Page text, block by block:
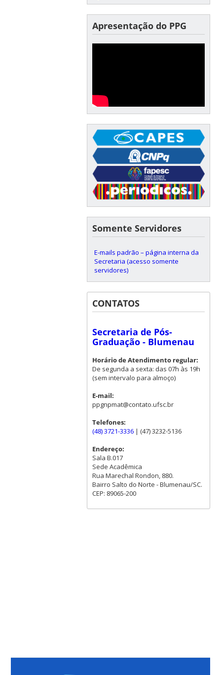
Apresentação do PPG
Somente Servidores
E-mails padrão – página interna da
Secretaria (acesso somente
servidores)
CONTATOS
Secretaria de Pós-
Graduação - Blumenau
Horário de Atendimento regular:
De segunda a sexta: das 07h às 19h
(sem intervalo para almoço)
E-mail:
ppgnpmat@contato.ufsc.br
Telefones:
(48) 3721-3336| (47) 3232-5136
Endereço:
Sala B.017
Sede Acadêmica
Rua Marechal Rondon, 880.
Bairro Salto do Norte - Blumenau/SC.
CEP: 89065-200